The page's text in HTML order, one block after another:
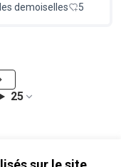
demoiselles 5
25